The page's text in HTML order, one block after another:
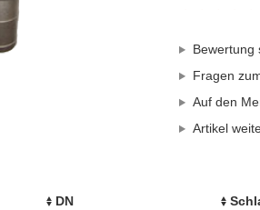
Bewertung
Fragen
Auf den
Artikel
DN